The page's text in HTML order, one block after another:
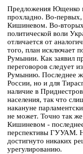
Предложения Ющенко
прохладно. Во-первых,
Кишиневом. Во-
политической воли
отличается от
того, план исключает
Румынии. Как заявил
переговоров следует
Румынию. Последнее
России, но и для
наличие в
населения, так что
накануне
не может. Точно так
Кишиневом -
перспективы ГУУАМ.
достигнуто никаких
урегулированию.